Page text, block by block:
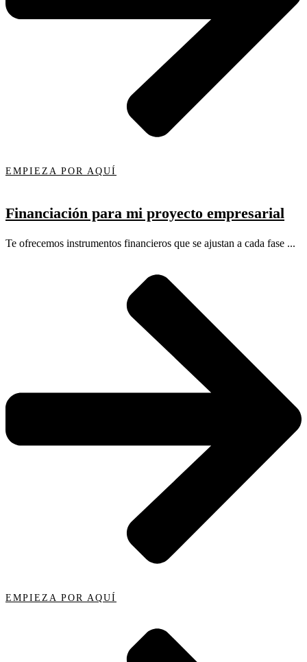
EMPIEZA POR AQUÍ
Financiación para mi proyecto empresarial
Te ofrecemos instrumentos financieros que se ajustan a cada fase ...
EMPIEZA POR AQUÍ